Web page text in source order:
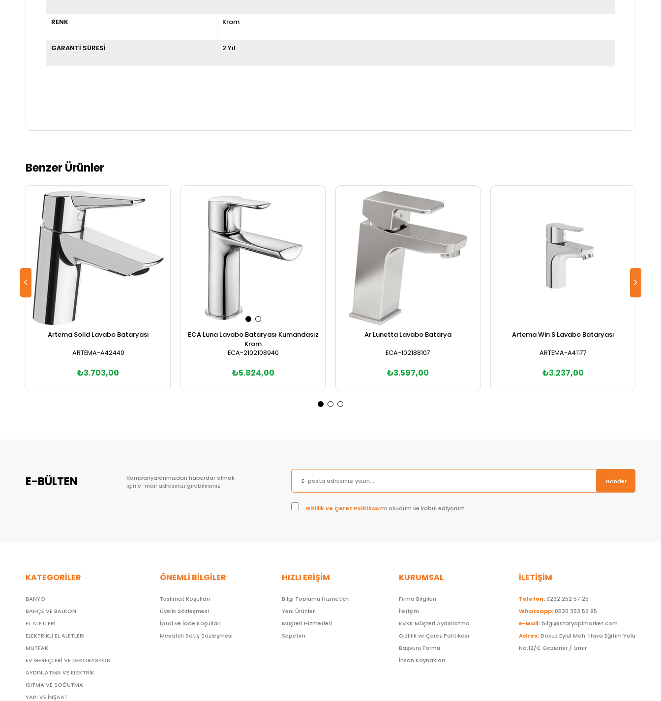
RENK Krom
GARANTİ SÜRESİ 2 Yıl
Benzer Ürünler
Artema Solid Lavabo Bataryası
ARTEMA-A42440
₺3.703,00
ECA Luna Lavabo Bataryası Kumandasız
Krom
ECA-2102108940
₺5.824,00
Ar Lunetta Lavabo Batarya
ECA-102188107
₺3.597,00
Artema Win S Lavabo Bataryası
ARTEMA-A41177
₺3.237,00
E-BÜLTEN
Kampanyalarımızdan haberdar olmak
için e-mail adresinizi girebilirsiniz.
Gönder
Gizlilik ve Çerez Politikası’nı okudum ve kabul ediyorum.
KATEGORİLER
BANYO
BAHÇE VE BALKON
EL ALETLERİ
ELEKTRİKLİ EL ALETLERİ
MUTFAK
EV GEREÇLERİ VE DEKORASYON
AYDINLATMA VE ELEKTRİK
ISITMA VE SOĞUTMA
YAPI VE İNŞAAT
ÖNEMLİ BİLGİLER
Teslimat Koşulları
Üyelik Sözleşmesi
İptal ve İade Koşulları
Mesafeli Satış Sözleşmesi
HIZLI ERİŞİM
Bilgi Toplumu Hizmetleri
Yeni Ürünler
Müşteri Hizmetleri
Sepetim
KURUMSAL
Firma Bilgileri
İletişim
KVKK Müşteri Aydınlatma
Gizlilik ve Çerez Politikası
Başvuru Formu
İnsan Kaynakları
İLETİŞİM
Telefon:0232 252 57 25
Whatsapp:0530 353 53 95
E-Mail:bilgi@staryapimarket.com
Adres:Dokuz Eylül Mah. Hava Eğitim Yolu
No:12/C Gaziemir / İzmir